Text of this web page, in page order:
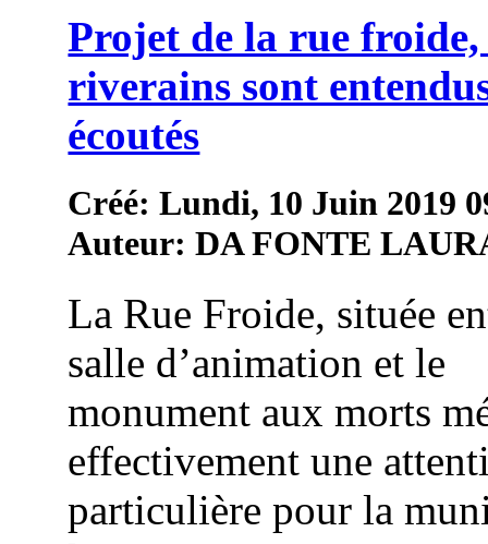
Projet de la rue froide,
riverains sont
écoutés
Créé: Lundi, 10 Juin 2019
Auteur: DA FONTE
La Rue Froide, située
salle d’animation et le
monument aux morts
effectivement une
particulière pour la